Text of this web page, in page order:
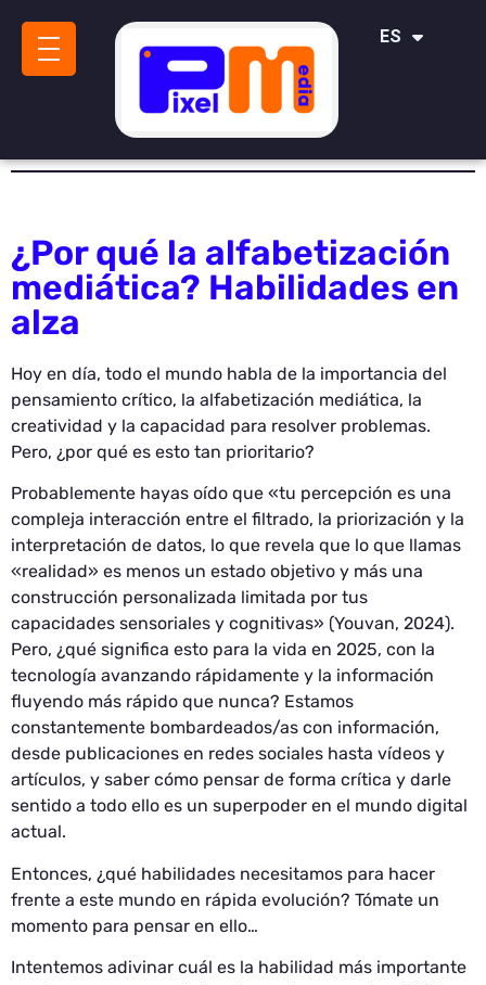
ES
SR
¿Por qué la alfabetización
mediática? Habilidades en
alza
Hoy en día, todo el mundo habla de la importancia del
pensamiento crítico, la alfabetización mediática, la
creatividad y la capacidad para resolver problemas.
Pero, ¿por qué es esto tan prioritario?
Probablemente hayas oído que «tu percepción es una
compleja interacción entre el filtrado, la priorización y la
interpretación de datos, lo que revela que lo que llamas
«realidad» es menos un estado objetivo y más una
construcción personalizada limitada por tus
capacidades sensoriales y cognitivas» (Youvan, 2024).
Pero, ¿qué significa esto para la vida en 2025, con la
tecnología avanzando rápidamente y la información
fluyendo más rápido que nunca? Estamos
constantemente bombardeados/as con información,
desde publicaciones en redes sociales hasta vídeos y
artículos, y saber cómo pensar de forma crítica y darle
sentido a todo ello es un superpoder en el mundo digital
actual.
Entonces, ¿qué habilidades necesitamos para hacer
frente a este mundo en rápida evolución? Tómate un
momento para pensar en ello…
Intentemos adivinar cuál es la habilidad más importante